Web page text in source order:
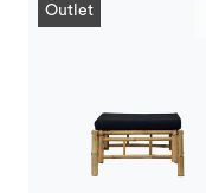
Outlet
Sesonger og høytider